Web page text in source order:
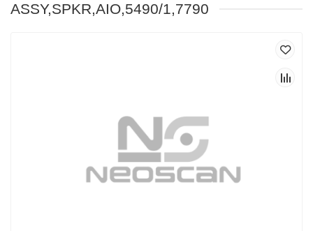
ASSY,SPKR,AIO,5490/1,7790